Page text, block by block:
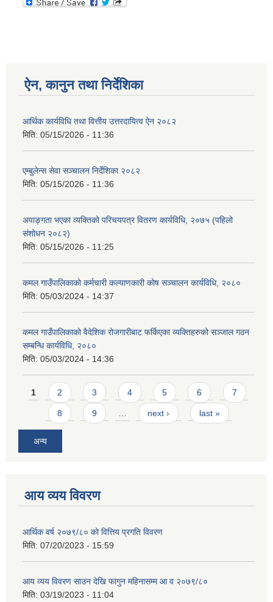
ऐन, कानुन तथा निर्देशिका
आर्थिक कार्यविधि तथा वित्तीय उत्तरदायित्व ऐन २०८२
मिति: 05/15/2026 - 11:36
एम्बुलेन्स सेवा सञ्चालन निर्देशिका २०८२
मिति: 05/15/2026 - 11:36
अपाङ्गता भएका व्यक्तिको परिचयपत्र वितरण कार्यविधि, २०७५ (पहिलो
संशोधन २०८२)
मिति: 05/15/2026 - 11:25
कमल गाउँपालिकाको कर्मचारी कल्याणकारी कोष सञ्चालन कार्यविधि, २०८०
मिति: 05/03/2024 - 14:37
कमल गाउँपालिकाको वैदेशिक रोजगारीबाट फर्किएका व्यक्तिहरुको सञ्जाल गठन
सम्बन्धि कार्यविधि, २०८०
मिति: 05/03/2024 - 14:36
Pages
1 2 3 4 5 6 7
8 9 next › last »
अन्य
आय व्यय विवरण
आर्थिक वर्ष २०७९/८० को वित्तिय प्रगति विवरण
मिति: 07/20/2023 - 15:59
आय व्यय विवरण साउन देखि फागुन महिनासम्म आ व २०७९/८०
मिति: 03/19/2023 - 11:04